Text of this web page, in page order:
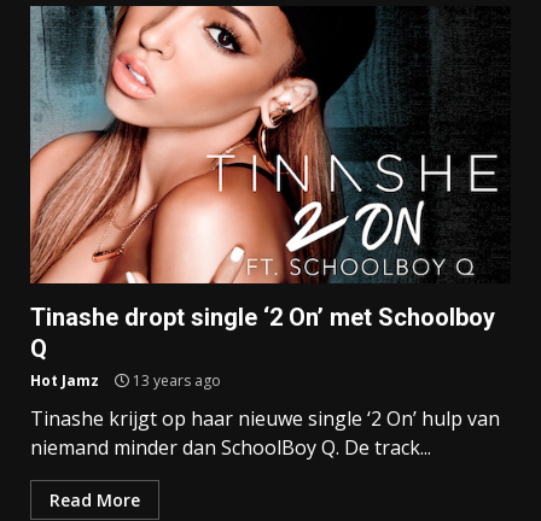
Tinashe dropt single ‘2 On’ met Schoolboy
Q
Hot Jamz 13 years ago
Tinashe krijgt op haar nieuwe single ‘2 On’ hulp van
niemand minder dan SchoolBoy Q. De track...
Read More